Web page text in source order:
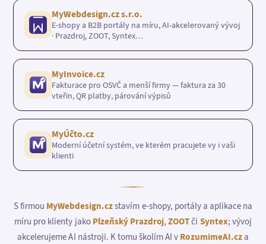
MyWebdesign.cz s.r.o.
E-shopy a B2B portály na míru, AI-akcelerovaný vývoj
· Prazdroj, ZOOT, Syntex…
MyInvoice.cz
Fakturace pro OSVČ a menší firmy — faktura za 30
vteřin, QR platby, párování výpisů
MyÚčto.cz
Moderní účetní systém, ve kterém pracujete vy i vaši
klienti
S firmou MyWebdesign.czstavím e-shopy, portály a aplikace na
míru pro klienty jako Plzeňský Prazdroj,ZOOTči Syntex; vývoj
akcelerujeme AI nástroji. K tomu školím AI v RozumimeAI.cza